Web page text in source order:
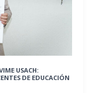
USACH:
DE EDUCACIÓN